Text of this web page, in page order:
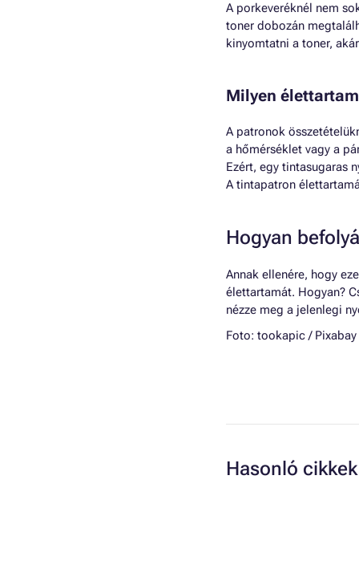
A porkeveréknél nem
toner dobozán
kinyomtatni a toner,
Milyen
A patronok
a hőmérséklet vagy a
Ezért, egy tintasugaras
A tintapatron
Hogyan
Annak ellenére, hogy
élettartamát. Hogyan?
nézze meg a jelenlegi
Foto: tookapic / Pixabay
Hasonló cikkek